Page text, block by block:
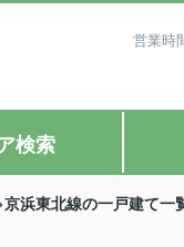
営業時
検索
京浜東北線の一戸建て一